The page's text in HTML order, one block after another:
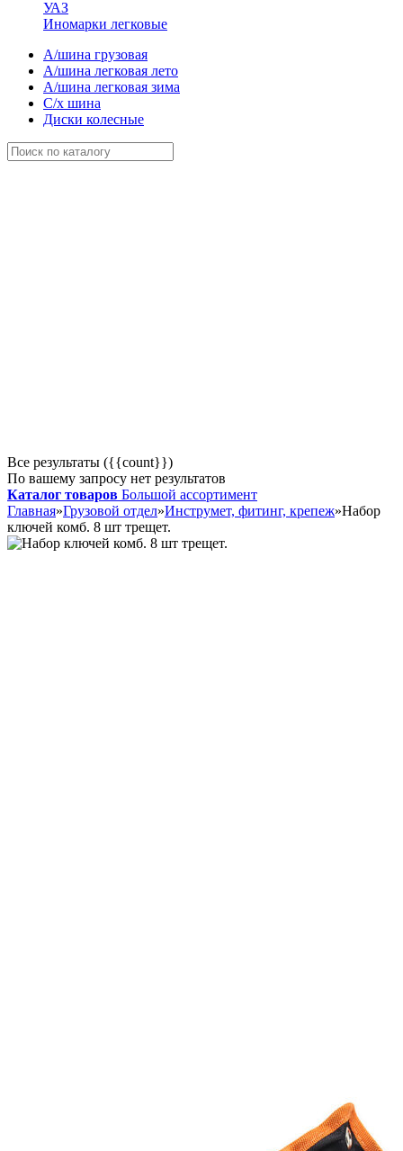
УАЗ
Иномарки легковые
А/шина грузовая
А/шина легковая лето
А/шина легковая зима
С/х шина
Диски колесные
Все результаты ({{count}})
По вашему запросу нет результатов
Каталог товаров Большой ассортимент
Главная»Грузовой отдел»Инструмет, фитинг, крепеж»Набор
ключей комб. 8 шт трещет.